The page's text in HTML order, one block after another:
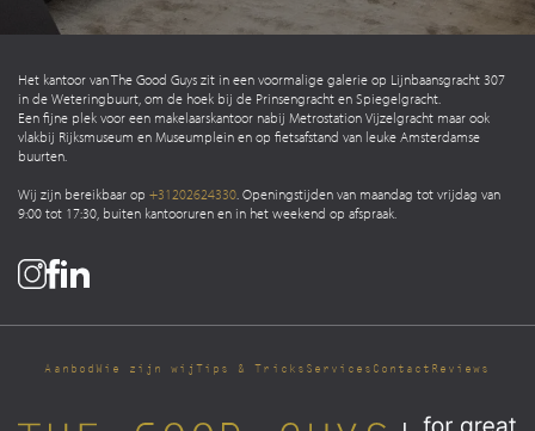
Het kantoor van The Good Guys zit in een voormalige galerie op Lijnbaansgracht 307
in de Weteringbuurt, om de hoek bij de Prinsengracht en Spiegelgracht.
Een fijne plek voor een makelaarskantoor nabij Metrostation Vijzelgracht maar ook
vlakbij Rijksmuseum en Museumplein en op fietsafstand van leuke Amsterdamse
buurten.
Wij zijn bereikbaar op +31202624330. Openingstijden van maandag tot vrijdag van
9:00 tot 17:30, buiten kantooruren en in het weekend op afspraak.
AanbodWie zijn wijTips & Tricks Services Contact Reviews